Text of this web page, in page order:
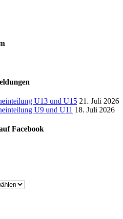
U13 und U15 21. Juli 2026
U9 und U11 18. Juli 2026
Facebook